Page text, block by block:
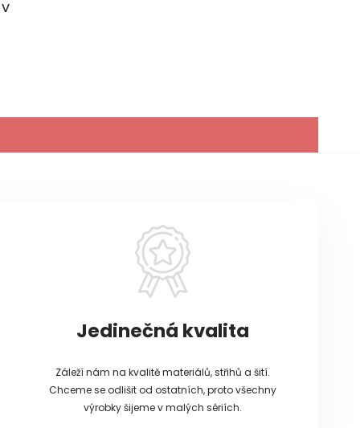
Jedinečná kvalita
Záleží nám na kvalitě materiálů, střihů a šití.
Chceme se odlišit od ostatních, proto všechny
výrobky šijeme v malých sériích.